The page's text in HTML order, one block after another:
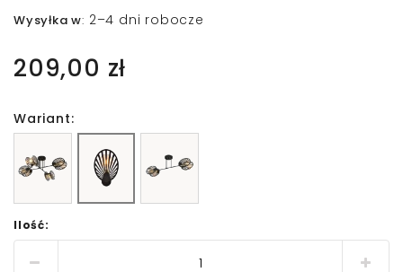
Wysyłka w: 2–4 dni robocze
209,00 zł
Wariant:
Ilość: